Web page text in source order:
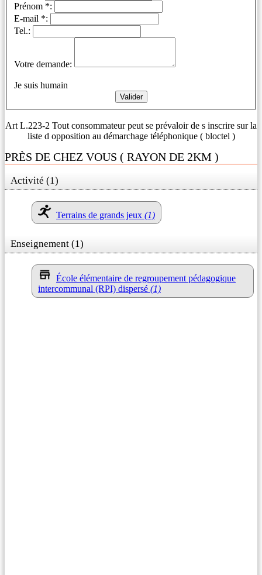
Prénom *:
E-mail *:
Tel.:
Votre demande:
Je suis humain
Art L.223-2 Tout consommateur peut se prévaloir de s inscrire sur la
liste d opposition au démarchage téléphonique ( bloctel )
PRÈS DE CHEZ VOUS ( RAYON DE 2KM )
Activité (1)
Terrains de grands jeux (1)
Enseignement (1)
École élémentaire de regroupement pédagogique
intercommunal (RPI) dispersé (1)